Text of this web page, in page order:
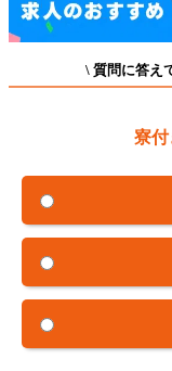
\ 質問に答え
寮付